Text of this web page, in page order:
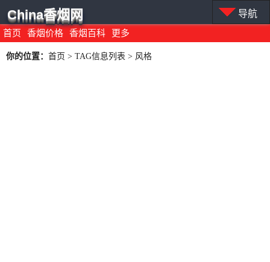
首页 香烟价格 香烟百科 更多
China香烟网 导航
你的位置： 首页 > TAG信息列表 > 风格